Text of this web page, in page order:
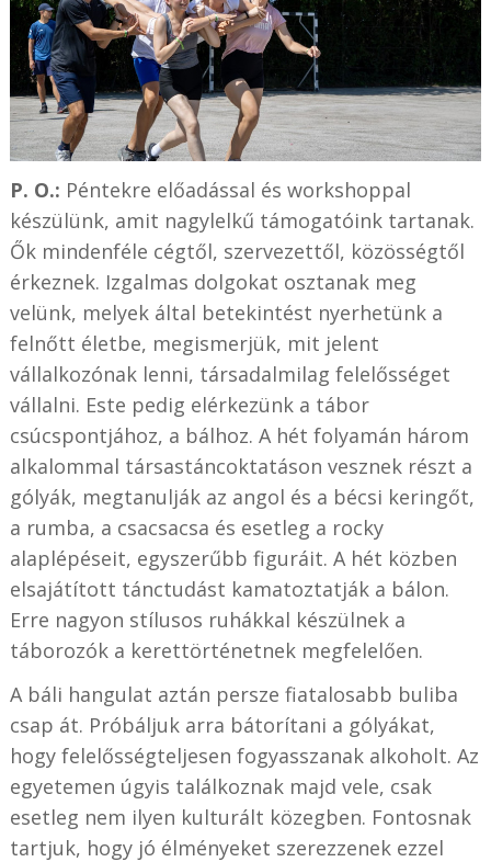
P. O.: Péntekre előadással és workshoppal
készülünk, amit nagylelkű támogatóink tartanak.
Ők mindenféle cégtől, szervezettől, közösségtől
érkeznek. Izgalmas dolgokat osztanak meg
velünk, melyek által betekintést nyerhetünk a
felnőtt életbe, megismerjük, mit jelent
vállalkozónak lenni, társadalmilag felelősséget
vállalni. Este pedig elérkezünk a tábor
csúcspontjához, a bálhoz. A hét folyamán három
alkalommal társastáncoktatáson vesznek részt a
gólyák, megtanulják az angol és a bécsi keringőt,
a rumba, a csacsacsa és esetleg a rocky
alaplépéseit, egyszerűbb figuráit. A hét közben
elsajátított tánctudást kamatoztatják a bálon.
Erre nagyon stílusos ruhákkal készülnek a
táborozók a kerettörténetnek megfelelően.
A báli hangulat aztán persze fiatalosabb buliba
csap át. Próbáljuk arra bátorítani a gólyákat,
hogy felelősségteljesen fogyasszanak alkoholt. Az
egyetemen úgyis találkoznak majd vele, csak
esetleg nem ilyen kulturált közegben. Fontosnak
tartjuk, hogy jó élményeket szerezzenek ezzel